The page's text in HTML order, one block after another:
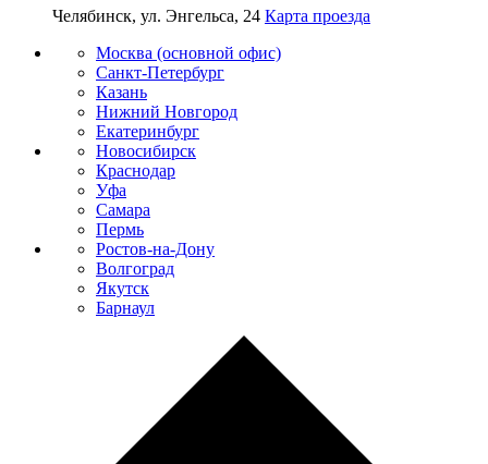
Челябинск, ул. Энгельса, 24 Карта проезда
Москва (основной офис)
Санкт-Петербург
Казань
Нижний Новгород
Екатеринбург
Новосибирск
Краснодар
Уфа
Самара
Пермь
Ростов-на-Дону
Волгоград
Якутск
Барнаул